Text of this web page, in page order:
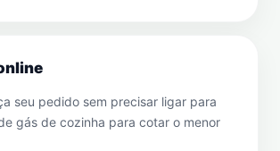
seu pedido sem precisar ligar para
gás de cozinha para cotar o menor